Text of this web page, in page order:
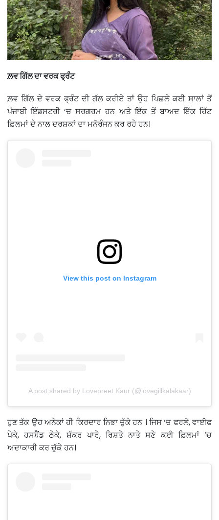
ਲ਼ਵ ਗਿੱਲ ਦਾ ਵਰਕ ਫ੍ਰੰਟ
ਲ਼ਵ ਗਿੱਲ ਦੇ ਵਰਕ ਫ੍ਰੰਟ ਦੀ ਗੱਲ ਕਰੀਏ ਤਾਂ ਉਹ ਪਿਛਲੇ ਕਈ ਸਾਲਾਂ ਤੋਂ
ਪੰਜਾਬੀ ਇੰਡਸਟਰੀ ‘ਚ ਸਰਗਰਮ ਹਨ ਅਤੇ ਇੱਕ ਤੋਂ ਬਾਅਦ ਇੱਕ ਹਿੱਟ
ਫ਼ਿਲਮਾਂ ਦੇ ਨਾਲ ਦਰਸ਼ਕਾਂ ਦਾ ਮਨੋਰੰਜਨ ਕਰ ਰਹੇ ਹਨ।
View this post on Instagram
A post shared by Lovepreet Kaur (@lovegillkalakaar)
ਹੁਣ ਤੱਕ ਉਹ ਅਨੇਕਾਂ ਹੀ ਕਿਰਦਾਰ ਨਿਭਾ ਚੁੱਕੇ ਹਨ । ਜਿਸ ‘ਚ ਫਰਲੋ, ਵਾਈਫ
ਪੇਕੇ, ਹਸਬੈਂਡ ਠੇਕੇ, ਸ਼ੱਕਰ ਪਾਰੇ, ਰਿਸ਼ਤੇ ਨਾਤੇ ਸਣੇ ਕਈ ਫ਼ਿਲਮਾਂ ‘ਚ
ਅਦਾਕਾਰੀ ਕਰ ਚੁੱਕੇ ਹਨ।